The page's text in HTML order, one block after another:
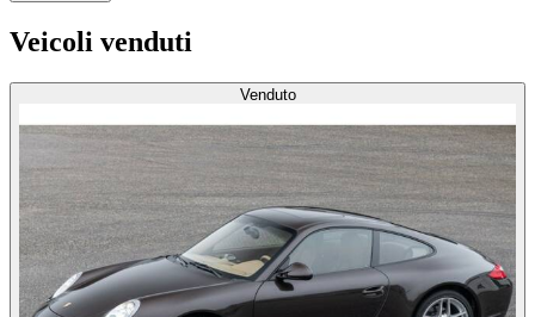
Veicoli venduti
Venduto